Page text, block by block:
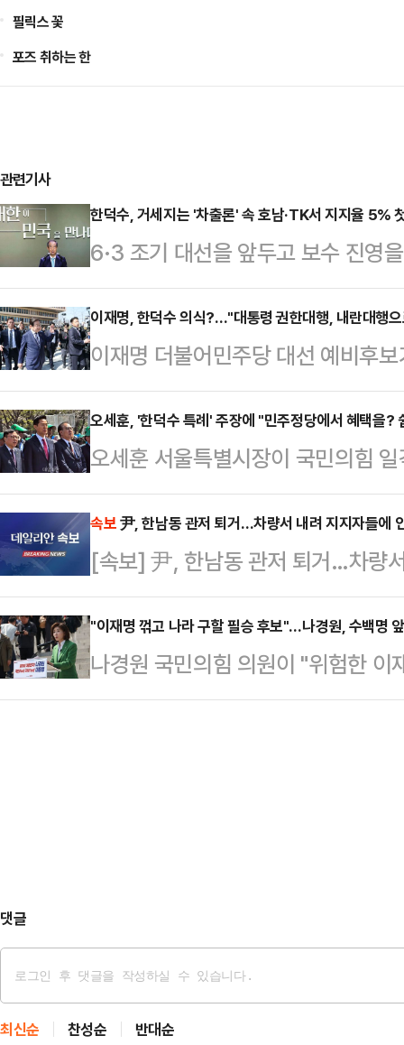
필릭스 꽃
포즈 취하는 한
관련기사
한덕수, 거세지는 '차출론' 속 호남·TK서 지지율 5%
6·3 조기 대선을 앞두고 보수 진영
을 받고 있는 가운데, 한덕수 대통
호도 여론조사에서 2%의 지지율
'앞으로 우리나라를 이끌어갈 정치
고 생각하느냐'고 무선 100% 전화
어민주당 대표는 37%, 김문수 전
전 대구광역시장(5%), 한동훈 국
그 뒤…
이재명, 한덕수 의식?…"대통령 권한대행, 내란대행
이재명 더불어민주당 대선 예비후
향해 "대통령 권한대행이 내란대행
힘에서 '한덕수 대망론'이 급부상하
관심이 모인다. 이재명 후보는 11
견을 마친 후 취재진의 '내란 종식
세력, 내란 세력이 준동하고 있고,
했다.이어 "내란의 주요 책임자가
헌법이 일상…
오세훈, '한덕수 특례' 주장에 "민주정당에서 혜택을?
오세훈 서울특별시장이 국민의힘
리에게 본경선(5월 1~2일)에 바로
장이 나오는 데 대해 "민주정당에서
건 쉽지 않을 것"이라고 사실상 반
전 서울 영등포구 여의도공원에서
한 뒤 기자들과 만나 관련 질문에
분이 경선에 참여해서 경선이 국민
되기를 기대…
속보尹, 한남동 관저 퇴거…차량서 내려 지지자들에
[속보] 尹, 한남동 관저 퇴거…차량
"이재명 꺾고 나라 구할 필승 후보"…나경원, 수백명
나경원 국민의힘 의원이 "위험한
민국을 구할 유일한 필승 후보로 승
댓글
최신순 찬성순 반대순